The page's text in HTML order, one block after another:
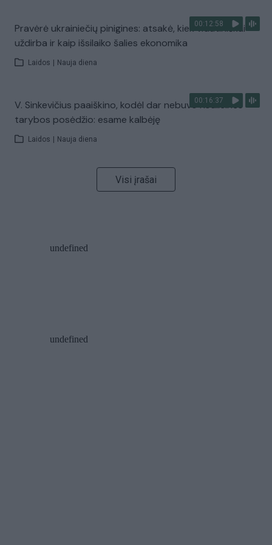
00:12:58
Pravėrė ukrainiečių pinigines: atsakė, kiek vidutiniškai
uždirba ir kaip išsilaiko šalies ekonomika
Laidos Nauja diena
00:16:37
V. Sinkevičius paaiškino, kodėl dar nebuvo Koalicinės
tarybos posėdžio: esame kalbėję
Laidos Nauja diena
Visi įrašai